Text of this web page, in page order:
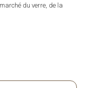
du verre, de la